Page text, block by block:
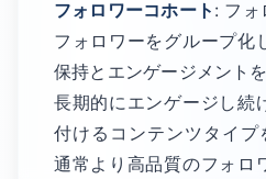
フォロワーコホート : フォ
フォロワーをグループ化
保持とエンゲージメント
長期的にエンゲージし続
付けるコンテンツタイプ
通常より高品質のフォロ